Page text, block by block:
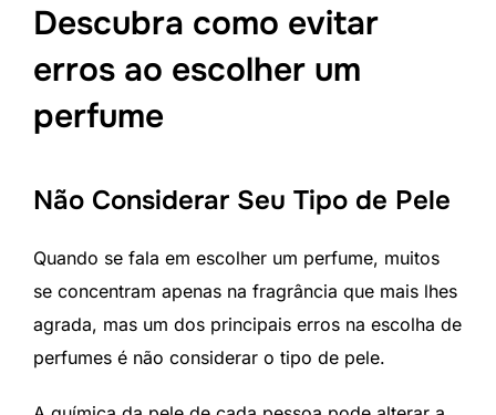
Descubra como evitar
erros ao escolher um
perfume
Não Considerar Seu Tipo de Pele
Quando se fala em escolher um perfume, muitos
se concentram apenas na fragrância que mais lhes
agrada, mas um dos principais erros na escolha de
perfumes é não considerar o tipo de pele.